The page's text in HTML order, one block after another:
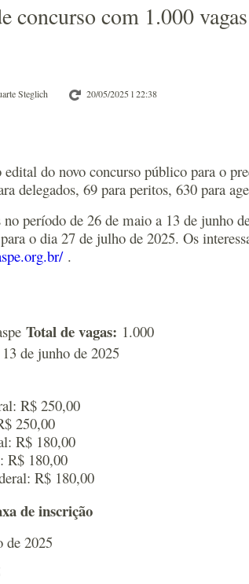
concurso com 1.000
Steglich 20/05/2025 l 22:38
do novo concurso público para o
delegados, 69 para peritos, 630 para
período de 26 de maio a 13 de junho
o dia 27 de julho de 2025. Os
.
Total de vagas: 1.000
de junho de 2025
R$ 250,00
250,00
R$ 180,00
R$ 180,00
R$ 180,00
de inscrição
de 2025